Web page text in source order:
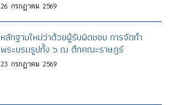
26 กรกฎาคม 2569
หลักฐานใหม่ว่าด้วยผู้รับผิดชอบ การจัดทำ
พระบรมรูปทั้ง ๖ ณ ตึกคณะราษฎร์
23 กรกฎาคม 2569